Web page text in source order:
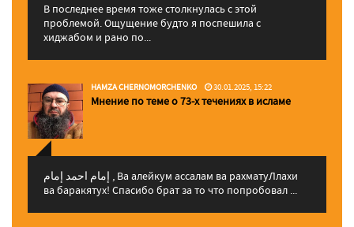
В последнее время тоже столкнулась с этой
проблемой. Ощущение будто я поспешила с
хиджабом и рано по...
HAMZA CHERNOMORCHENKO 30.01.2025, 15:22
Мнение по теме о 73-х течениях в исламе
إمام احمد إمام , Ва алейкум ассалам ва рахматуЛлахи
ва баракятух! Спасибо брат за то что попробовал ...